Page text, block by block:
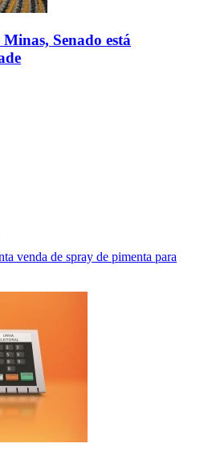
Senado está
venda de spray de pimenta para